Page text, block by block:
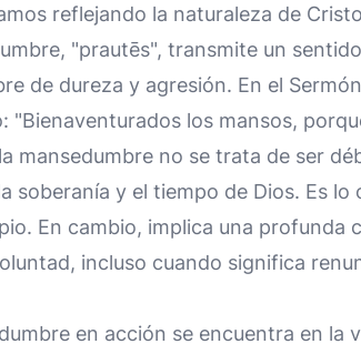
reflejando la naturaleza de
"prautēs", transmite un
de dureza y agresión. En el
"Bienaventurados los mansos,
mansedumbre no se trata de ser
soberanía y el tiempo de Dios. Es lo
En cambio, implica una profunda
incluso cuando significa
en acción se encuentra en la